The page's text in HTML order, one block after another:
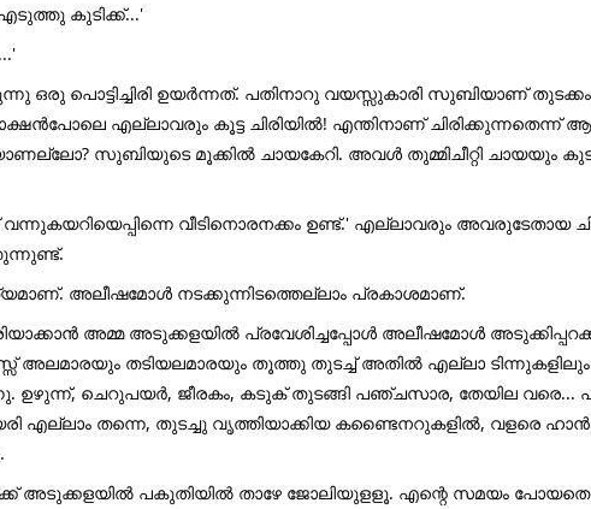
കുടിക്ക്...'
ഒരു പൊട്ടിച്ചിരി ഉയർന്നത്. പതിനാറു വയസ്സുകാരി സുബിയാണ്
എല്ലാവരും കൂട്ട ചിരിയിൽ! എന്തിനാണ് ചിരിക്കുന്നതെന്ന്
സുബിയുടെ മൂക്കിൽ ചായകേറി. അവൾ തുമ്മിചീറ്റി ചായയും
വീടിനൊരനക്കം ഉണ്ട്.' എല്ലാവരും അവരുടേതായ
അലീഷമോൾ നടക്കുന്നിടത്തെല്ലാം പ്രകാശമാണ്.
അമ്മ അടുക്കളയിൽ പ്രവേശിച്ചപ്പോൾ അലീഷമോൾ
അലമാരയും തടിയലമാരയും തൂത്തു തുടച്ച് അതിൽ എല്ലാ ടിന്നുകളിലും
ഉഴുന്ന്, ചെറുപയർ, ജീരകം, കടുക് തുടങ്ങി പഞ്ചസാര, തേയില വരെ...
എല്ലാം തന്നെ, തുടച്ചു വൃത്തിയാക്കിയ കണ്ടൈനറുകളിൽ, വളരെ
അടുക്കളയിൽ പകുതിയിൽ താഴേ ജോലിയുളളൂ. എന്റെ സമയം